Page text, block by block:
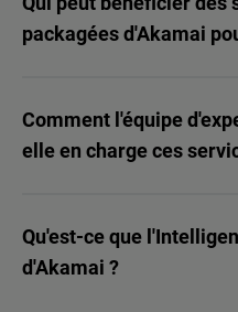
packagées d'Akamai
Comment l'équipe
elle en charge ces
Qu'est-ce que
d'Akamai ?